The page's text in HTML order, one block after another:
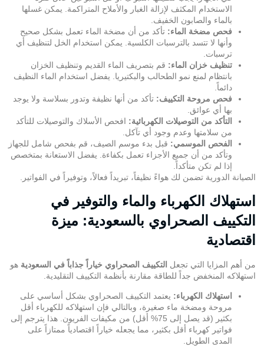
الاستخدام المكثف لإزالة الغبار والأملاح المتراكمة. يمكن غسلها
بالماء والصابون الخفيف.
فحص مضخة الماء: تأكد من أن مضخة الماء تعمل بشكل صحيح
وأنها لا تتسد بالترسبات الكلسية. يمكن استخدام الخل لتنظيف أي
ترسبات.
تنظيف خزان الماء: قم بتصريف الماء القديم وتنظيف الخزان
بانتظام لمنع نمو الطحالب والبكتيريا. يفضل استخدام الماء النظيف
دائماً.
فحص مروحة التكييف: تأكد من أنها نظيفة وتدور بسلاسة ولا يوجد
بها أي عوائق.
التأكد من التوصيلات الكهربائية: افحص الأسلاك والتوصيلات للتأكد
من سلامتها وعدم وجود أي تآكل.
الفحص الموسمي: قبل بدء موسم الصيف، قم بفحص شامل للجهاز
وتأكد من أن جميع الأجزاء تعمل بكفاءة. يفضل الاستعانة بمتخصص
إذا لم تكن متأكداً.
الصيانة الدورية تضمن لك هواءً نظيفاً، تبريداً فعالاً، وتوفيراً في الفواتير.
استهلاك الكهرباء والماء والتوفير في
التكييف الصحراوي بالسعودية: ميزة
اقتصادية
من أهم المزايا التي تجعل التكييف الصحراوي خياراً جذاباً في السعودية هو
استهلاكه المنخفض جداً للطاقة مقارنة بأنظمة التكييف التقليدية.
استهلاك الكهرباء: يعتمد التكييف الصحراوي بشكل أساسي على
مروحة ومضخة ماء صغيرة، وبالتالي فإن استهلاكه للكهرباء أقل
بكثير (قد يصل إلى 75% أقل) من مكيفات الفريون. هذا يترجم إلى
فواتير كهرباء أقل بكثير، مما يجعله خياراً اقتصادياً ممتازاً على
المدى الطويل.